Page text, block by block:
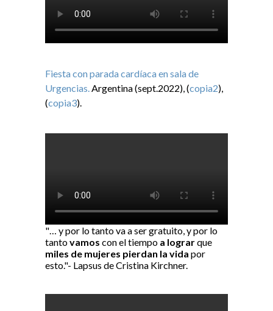
Fiesta con parada cardíaca en sala de
Urgencias.Argentina (sept.2022), (copia2),
(copia3).
"… y por lo tanto va a ser gratuito, y por lo
tantovamos con el tiempo a lograrque
miles de mujeres pierdan la vida por
esto."- Lapsus de Cristina Kirchner.